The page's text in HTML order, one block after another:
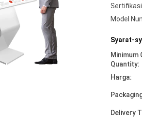
Model
Syarat-
Minimum
Quantity:
Harga:
Delivery